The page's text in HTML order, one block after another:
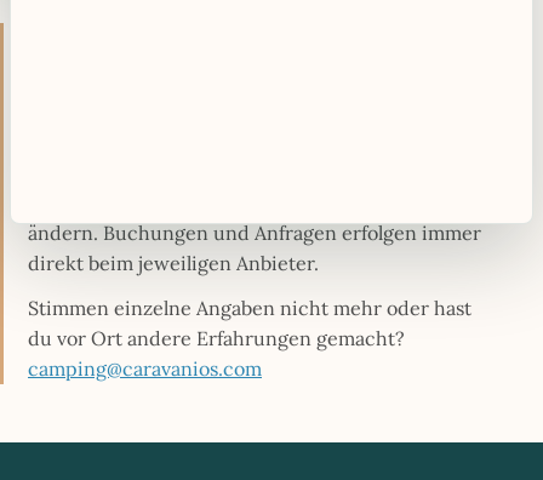
ändern. Buchungen und Anfragen erfolgen immer
direkt beim jeweiligen Anbieter.
Stimmen einzelne Angaben nicht mehr oder hast
du vor Ort andere Erfahrungen gemacht?
camping@caravanios.com